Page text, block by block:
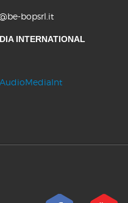
bopsrl.it
INTERNATIONAL